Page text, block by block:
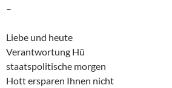
–
Liebe und heute
Verantwortung Hü
staatspolitische morgen
Hott ersparen Ihnen nicht